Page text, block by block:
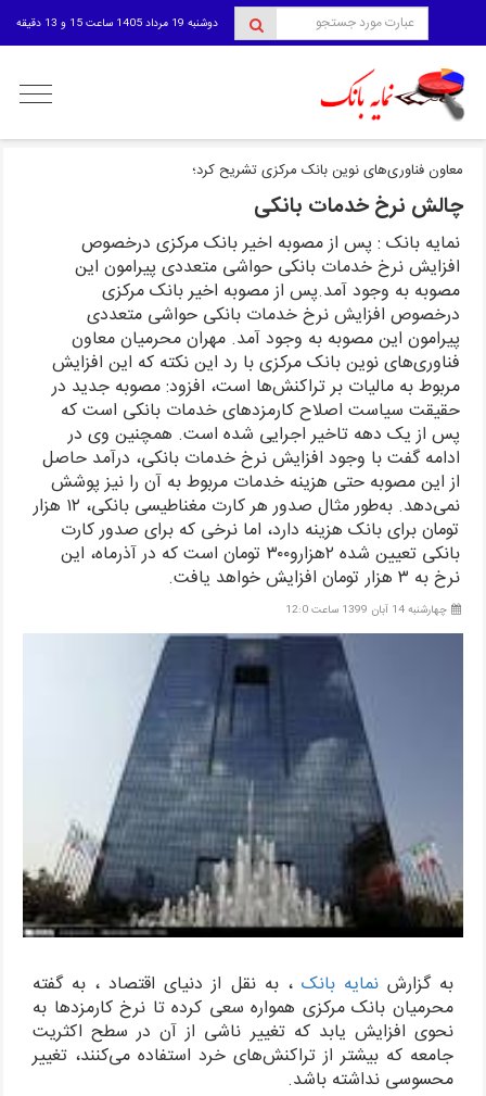
دوشنبه 19 مرداد 1405 ساعت 15 و 13 دقیقه
منوی
معاون فناوری‌های نوین بانک مرکزی تشریح کرد؛
چالش نرخ خدمات بانکی
نمایه بانک : پس از مصوبه اخیر بانک مرکزی درخصوص
افزایش نرخ خدمات بانکی حواشی متعددی پیرامون این
مصوبه به وجود آمد.پس از مصوبه اخیر بانک مرکزی
درخصوص افزایش نرخ خدمات بانکی حواشی متعددی
پیرامون این مصوبه به وجود آمد. مهران محرمیان معاون
فناوری‌های نوین بانک مرکزی با رد این نکته که این افزایش
مربوط به مالیات بر تراکنش‌ها است، افزود: مصوبه جدید در
حقیقت سیاست اصلاح کارمزدهای خدمات بانکی است که
پس از یک دهه تاخیر اجرایی شده است. همچنین وی در
ادامه گفت با وجود افزایش نرخ خدمات بانکی، درآمد حاصل
از این مصوبه حتی هزینه خدمات مربوط به آن را نیز پوشش
نمی‌دهد. به‌طور مثال صدور هر کارت مغناطیسی بانکی، ۱۲ هزار
تومان برای بانک هزینه دارد، اما نرخی که برای صدور کارت
بانکی تعیین شده ۲هزارو۳۰۰ تومان است که در آذرماه، این
نرخ به ۳ هزار تومان افزایش خواهد یافت.
چهارشنبه 14 آبان 1399 ساعت 12:0
به گزارش نمایه بانک، به نقل از دنیای اقتصاد ، به گفته
محرمیان بانک مرکزی همواره سعی کرده تا نرخ کارمزد‌ها به
نحوی افزایش یابد که تغییر ناشی از آن در سطح اکثریت
جامعه که بیشتر از تراکنش‌های خرد استفاده می‌کنند، تغییر
محسوسی نداشته باشد.